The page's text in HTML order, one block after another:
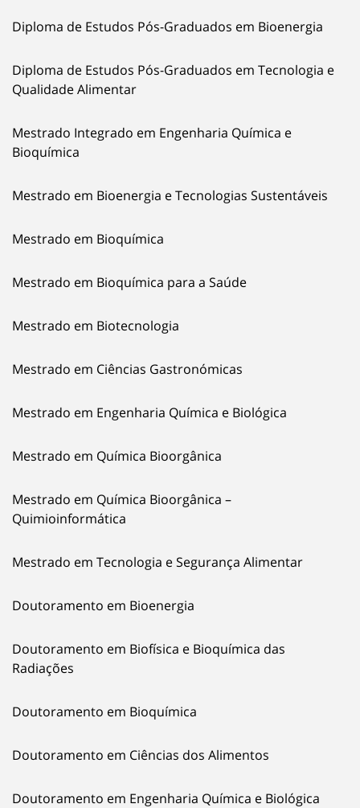
Diploma de Estudos Pós-Graduados em Bioenergia
Diploma de Estudos Pós-Graduados em Tecnologia e
Qualidade Alimentar
Mestrado Integrado em Engenharia Química e
Bioquímica
Mestrado em Bioenergia e Tecnologias Sustentáveis
Mestrado em Bioquímica
Mestrado em Bioquímica para a Saúde
Mestrado em Biotecnologia
Mestrado em Ciências Gastronómicas
Mestrado em Engenharia Química e Biológica
Mestrado em Química Bioorgânica
Mestrado em Química Bioorgânica –
Quimioinformática
Mestrado em Tecnologia e Segurança Alimentar
Doutoramento em Bioenergia
Doutoramento em Biofísica e Bioquímica das
Radiações
Doutoramento em Bioquímica
Doutoramento em Ciências dos Alimentos
Doutoramento em Engenharia Química e Biológica